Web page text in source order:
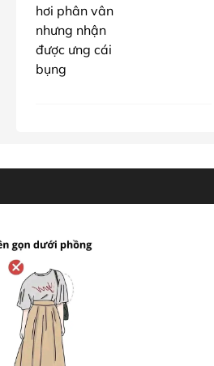
hơi phân vân
nhưng nhận
được ưng cái
bụng